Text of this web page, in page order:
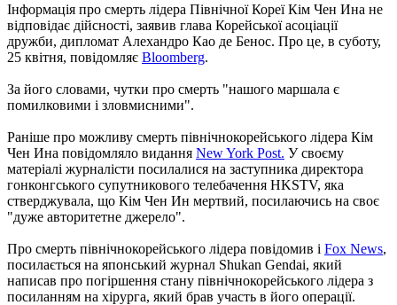
Інформація про смерть лідера Північної Кореї Кім Чен Ина не
відповідає дійсності, заявив глава Корейської асоціації
дружби, дипломат Алехандро Као де Бенос. Про це, в суботу,
25 квітня, повідомляє Bloomberg.
За його словами, чутки про смерть "нашого маршала є
помилковими і зловмисними".
Раніше про можливу смерть північнокорейського лідера Кім
Чен Ина повідомляло видання New York Post. У своєму
матеріалі журналісти посилалися на заступника директора
гонконгського супутникового телебачення HKSTV, яка
стверджувала, що Кім Чен Ин мертвий, посилаючись на своє
"дуже авторитетне джерело".
Про смерть північнокорейського лідера повідомив і Fox News,
посилається на японський журнал Shukan Gendai, який
написав про погіршення стану північнокорейського лідера з
посиланням на хірурга, який брав участь в його операції.